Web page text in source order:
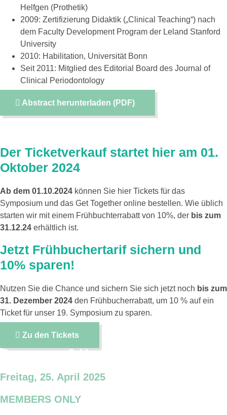
Helfgen (Prothetik)
2009: Zertifizierung Didaktik („Clinical Teaching“) nach
dem Faculty Development Program der Leland Stanford
University
2010: Habilitation, Universität Bonn
Seit 2011: Mitglied des Editorial Board des Journal of
Clinical Periodontology
Abstract herunterladen (PDF)
Der Ticketverkauf startet hier am 01.
Oktober 2024
Ab dem 01.10.2024 können Sie hier Tickets für das
Symposium und das Get Together online bestellen. Wie üblich
starten wir mit einem Frühbuchterrabatt von 10%, der bis zum
31.12.24 erhältlich ist.
Jetzt Frühbuchertarif sichern und
10% sparen!
Nutzen Sie die Chance und sichern Sie sich jetzt noch bis zum
31. Dezember 2024 den Frühbucherrabatt, um 10 % auf ein
Ticket für unser 19. Symposium zu sparen.
Zu den Tickets
Programm & Vorträge
Freitag, 25. April 2025
MEMBERS ONLY